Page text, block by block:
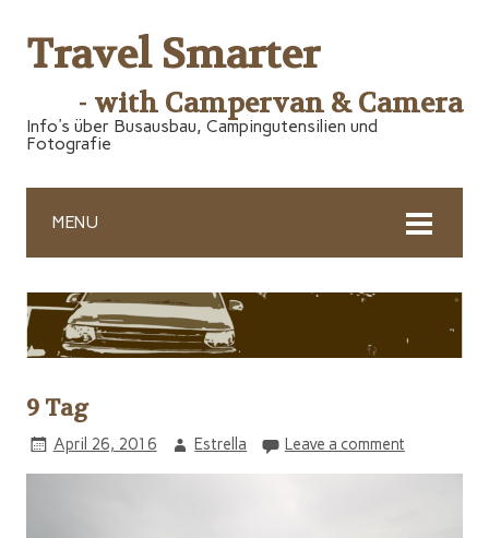
Travel Smarter
- with Campervan & Camera
Info's über Busausbau, Campingutensilien und
Fotografie
MENU
9 Tag
April 26, 2016 Estrella Leave a comment